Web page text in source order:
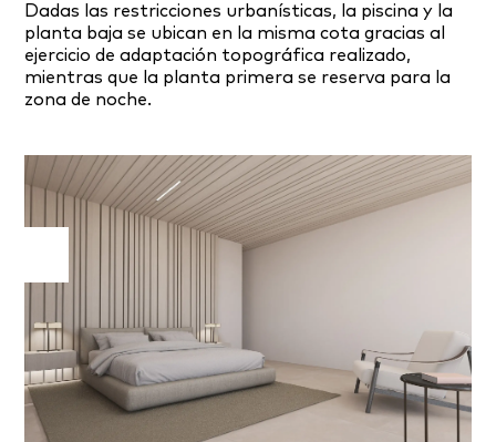
Dadas las restricciones urbanísticas, la piscina y la
planta baja se ubican en la misma cota gracias al
ejercicio de adaptación topográfica realizado,
mientras que la planta primera se reserva para la
zona de noche.